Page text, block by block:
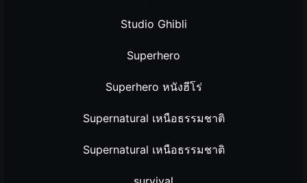
Studio Ghibli
Superhero
Superhero หนังฮีโร่
Supernatural เหนือธรรมชาติ
Supernatural เหนือธรรมชาติ